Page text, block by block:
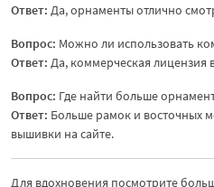
Ответ: Да, орнаменты отлично
Вопрос: Можно ли использовать
Ответ: Да, коммерческая лицензия
Вопрос: Где найти больше
Ответ: Больше рамок и восточных
вышивки на сайте.
Для вдохновения посмотрите